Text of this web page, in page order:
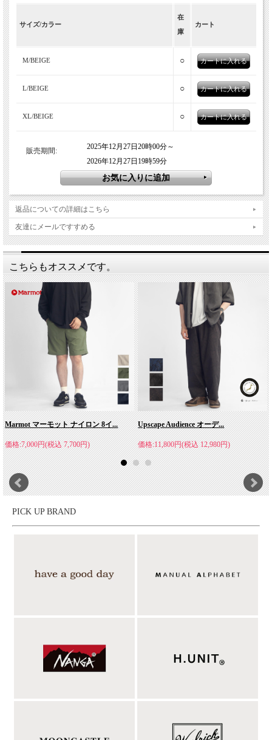
生地切り替えに手書きベースのプリント
が存在感抜群なハンティングパンツ
民族による手刺繍、染色、古着にある一点ものの落書き、カスタ
洋服が世の中には存在します。ハンドメイド刺繍アーティスト
Kendaiも１点ものを作り続けているアーティスト。こちらは手書
きのプリントに、ヒップにワッペンの付いた存在感抜群な、
Kendaiのコーデュロイハンティングパンツ。恐らく70～80年代の
であろう、膝から下と後ろ裾を切り替えたデザインが特徴。ハン
マーループやツールポケットといった、ペインターパンツのディ
ティールも両足側面に設けられています。バックポケットは手入
れしやすく、作業時のモノの出し入れが容易な大き目タイプ。
Work of Art Kendai | ワークオブアートケンダイ
双子の刺しゅうアーティストKENDAI（ケンダイ）が2024年春夏
シーズンよりスタートした新ブランド「ワーク オブ アート ケン
ダイ（WORK OF ART KENDAI）」。KENDAIは1989年8月11日
生まれ、千葉県出身の西大地、建太の兄弟によるアーティストユ
ニット。"刺しゅうは布の入れ墨"をコンセプトに、2018年に活動
を開始したハンドメイドに拘った布の彫師。"横振りミシン"（足
での調節により針が左右に振れ、同時に手を動かすことで柄を構
成するミシン。習得するまでに長い時間を要する職人の刺繍）を
トを施したアイテムを中心に展開しています。
サイズ/カラー
在
庫
カート
M/BEIGE ○
L/BEIGE ○
XL/BEIGE ○
販売期間:
2025年12月27日20時00分～
2026年12月27日19時59分
返品についての詳細はこちら
友達にメールですすめる
こちらもオススメです。
Marmot マーモット ナイロン 8イ...
価格:7,000円(税込 7,700円)
Upscape Audience オーデ...
価格:11,800円(税込 12,980円)
PICK UP BRAND